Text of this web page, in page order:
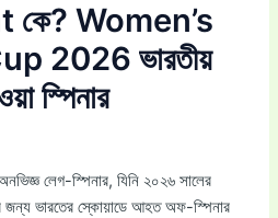
Women’s
2026 ভারতীয়
স্পিনার
লেগ-স্পিনার, যিনি ২০২৬ সালের
জন্য ভারতের স্কোয়াডে আহত অফ-স্পিনার